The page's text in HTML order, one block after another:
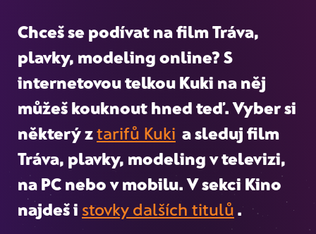
Chceš se podívat na filmTráva,
plavky, modeling online? S
internetovou telkou Kuki na něj
můžeš kouknout hned teď. Vyber si
některý ztarifů Kuki a sleduj film
Tráva, plavky, modeling v televizi,
na PC nebo v mobilu. V sekci Kino
najdeš i stovky dalších titulů .